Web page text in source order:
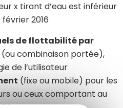
x tirant d’eau est inférieur
février 2016
de flottabilité par
(ou combinaison portée),
de l’utilisateur
(fixe ou mobile) pour les
ou ceux comportant au